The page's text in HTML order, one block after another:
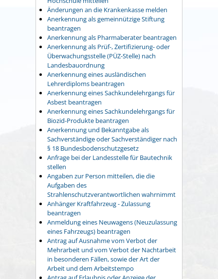
Änderungen an die Krankenkasse melden
Anerkennung als gemeinnützige Stiftung
beantragen
Anerkennung als Pharmaberater beantragen
Anerkennung als Prüf-, Zertifizierung- oder
Überwachungsstelle (PÜZ-Stelle) nach
Landesbauordnung
Anerkennung eines ausländischen
Lehrerdiploms beantragen
Anerkennung eines Sachkundelehrgangs für
Asbest beantragen
Anerkennung eines Sachkundelehrgangs für
Biozid-Produkte beantragen
Anerkennung und Bekanntgabe als
Sachverständige oder Sachverständiger nach
§ 18 Bundesbodenschutzgesetz
Anfrage bei der Landesstelle für Bautechnik
stellen
Angaben zur Person mitteilen, die die
Aufgaben des
Strahlenschutzverantwortlichen wahrnimmt
Anhänger Kraftfahrzeug - Zulassung
beantragen
Anmeldung eines Neuwagens (Neuzulassung
eines Fahrzeugs) beantragen
Antrag auf Ausnahme vom Verbot der
Mehrarbeit und vom Verbot der Nachtarbeit
in besonderen Fällen, sowie der Art der
Arbeit und dem Arbeitstempo